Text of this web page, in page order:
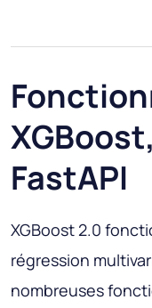
FastAPI
XGBoost 2.0
régression
nombreuses